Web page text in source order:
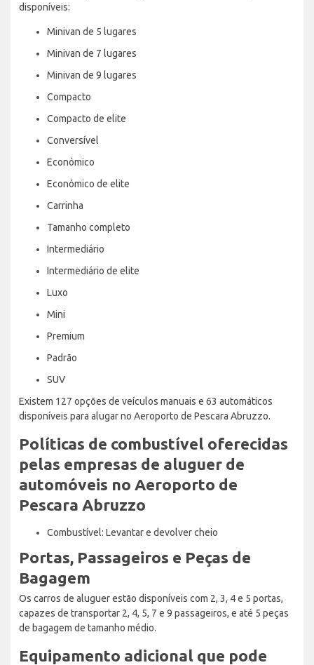
disponíveis:
Minivan de 5 lugares
Minivan de 7 lugares
Minivan de 9 lugares
Compacto
Compacto de elite
Conversível
Económico
Económico de elite
Carrinha
Tamanho completo
Intermediário
Intermediário de elite
Luxo
Mini
Premium
Padrão
SUV
Existem 127 opções de veículos manuais e 63 automáticos
disponíveis para alugar no Aeroporto de Pescara Abruzzo.
Políticas de combustível oferecidas
pelas empresas de aluguer de
automóveis no Aeroporto de
Pescara Abruzzo
Combustível: Levantar e devolver cheio
Portas, Passageiros e Peças de
Bagagem
Os carros de aluguer estão disponíveis com 2, 3, 4 e 5 portas,
capazes de transportar 2, 4, 5, 7 e 9 passageiros, e até 5 peças
de bagagem de tamanho médio.
Equipamento adicional que pode